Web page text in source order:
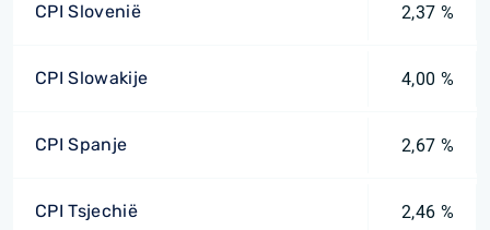
CPI Slovenië 2,37 %
CPI Slowakije 4,00 %
CPI Spanje 2,67 %
CPI Tsjechië 2,46 %